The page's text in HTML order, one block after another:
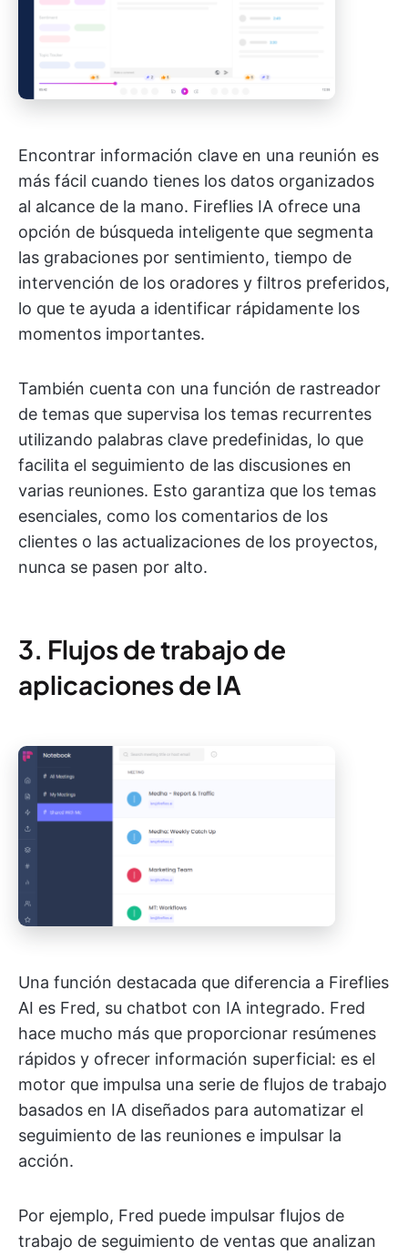
Encontrar información clave en una reunión es
más fácil cuando tienes los datos organizados
al alcance de la mano. Fireflies IA ofrece una
opción de búsqueda inteligente que segmenta
las grabaciones por sentimiento, tiempo de
intervención de los oradores y filtros preferidos,
lo que te ayuda a identificar rápidamente los
momentos importantes.
También cuenta con una función de rastreador
de temas que supervisa los temas recurrentes
utilizando palabras clave predefinidas, lo que
facilita el seguimiento de las discusiones en
varias reuniones. Esto garantiza que los temas
esenciales, como los comentarios de los
clientes o las actualizaciones de los proyectos,
nunca se pasen por alto.
3. Flujos de trabajo de
aplicaciones de IA
Una función destacada que diferencia a Fireflies
AI es Fred, su chatbot con IA integrado. Fred
hace mucho más que proporcionar resúmenes
rápidos y ofrecer información superficial: es el
motor que impulsa una serie de flujos de trabajo
basados en IA diseñados para automatizar el
seguimiento de las reuniones e impulsar la
acción.
Por ejemplo, Fred puede impulsar flujos de
trabajo de seguimiento de ventas que analizan